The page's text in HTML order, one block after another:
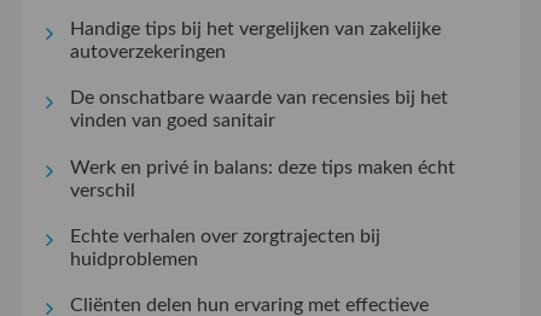
Handige tips bij het vergelijken van zakelijke
autoverzekeringen
De onschatbare waarde van recensies bij het
vinden van goed sanitair
Werk en privé in balans: deze tips maken écht
verschil
Echte verhalen over zorgtrajecten bij
huidproblemen
Cliënten delen hun ervaring met effectieve